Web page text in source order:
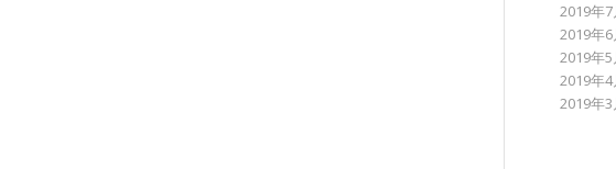
2019年7
2019年6
2019年5
2019年4
2019年3